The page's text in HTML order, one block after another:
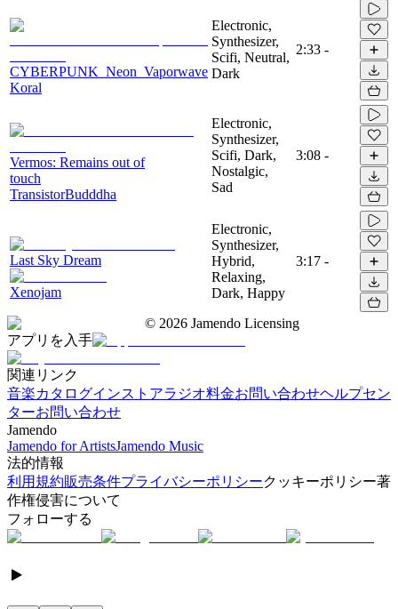
CYBERPUNK_Neon_Vaporwave
Koral
Electronic,
Synthesizer,
Scifi, Neutral,
Dark
2:33 -
Vermos: Remains out of
touch
TransistorBudddha
Electronic,
Synthesizer,
Scifi, Dark,
Nostalgic,
Sad
3:08 -
Last Sky Dream
Xenojam
Electronic,
Synthesizer,
Hybrid,
Relaxing,
Dark, Happy
3:17 -
© 2026 Jamendo Licensing
アプリを入手
関連リンク
音楽カタログインストアラジオ料金お問い合わせヘルプセン
ターお問い合わせ
Jamendo
Jamendo for ArtistsJamendo Music
法的情報
利用規約販売条件プライバシーポリシークッキーポリシー著
作権侵害について
フォローする